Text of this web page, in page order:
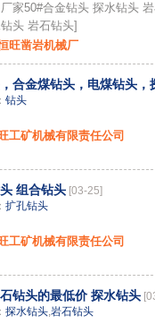
家50#合金钻头 探水钻头
头 岩石钻头]
旺凿岩机械厂
合金煤钻头，电煤钻头，
： 钻头
工矿机械有限责任公司
组合钻头 [03-25]
： 扩孔钻头
工矿机械有限责任公司
钻头的最低价 探水钻头
： 探水钻头,岩石钻头